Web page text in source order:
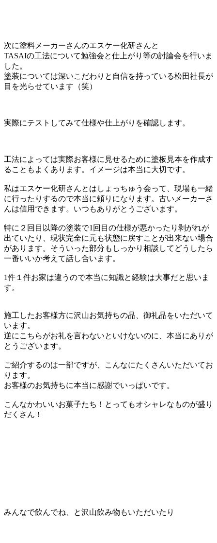
次に塗料メーカーさんのエスケー化研さんと
TASAIの工法について勉強会と仕上がり等の討論会を行いま
した。
塗装については深いこだわりと自信を持っている松田社長が
目を光らせています（笑）
実際にテストしてみて仕様や仕上がりを確認します。
工法によっては実際お客様に見せるために塗板見本を作成す
ることもよくあります。イメージは本当に大切です。
私はエスケー化研さんとはしょっちゅう会って、現場も一緒
に行ったりするので本当に頼りになります。古いメーカーさ
んは信用できます。いつもありがとうございます。
特に２回目以降の塗装で1回目の仕様が悪かったり剥がれが
出ていたり、現状完全に元も状態に戻すことが出来ない場合
があります。そういった部分もしっかり相談してどうしたら
一番いいか考えて話し合います。
1件１件お家は違うので本当に知識と経験は大事だと思いま
す。
施工したお客様方に沢山お気持ちの品、御礼品をいただいて
います。
逆にこちらがお礼を言わないといけないのに、本当にありが
とうございます。
ご紹介するのは一部ですが、こんなにたくさんいただいてお
ります。
お客様のお気持ちに本当に感謝でいっぱいです。
こんなかわいいお菓子たち！とってもオシャレなものが盛り
だくさん！
みんなで飲んでね、と沢山飲み物もいただいたり